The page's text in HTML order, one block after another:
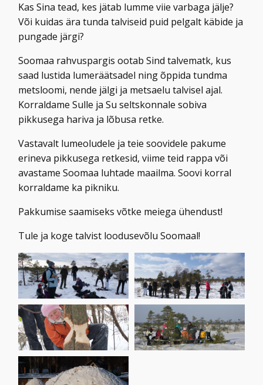
Kas Sina tead, kes jätab lumme viie varbaga jälje?
Või kuidas ära tunda talviseid puid pelgalt käbide ja
pungade järgi?
Soomaa rahvuspargis ootab Sind talvematk, kus
saad lustida lumeräätsadel ning õppida tundma
metsloomi, nende jälgi ja metsaelu talvisel ajal.
Korraldame Sulle ja Su seltskonnale sobiva
pikkusega hariva ja lõbusa retke.
Vastavalt lumeoludele ja teie soovidele pakume
erineva pikkusega retkesid, viime teid rappa või
avastame Soomaa luhtade maailma. Soovi korral
korraldame ka pikniku.
Pakkumise saamiseks võtke meiega ühendust!
Tule ja koge talvist loodusevõlu Soomaal!